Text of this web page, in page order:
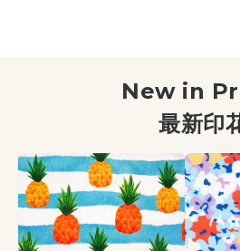
New in
最新印